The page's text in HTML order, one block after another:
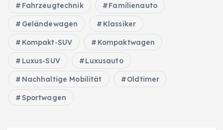
Fahrzeugtechnik Familienauto
Geländewagen Klassiker
Kompakt-SUV Kompaktwagen
Luxus-SUV Luxusauto
Nachhaltige Mobilität Oldtimer
Sportwagen